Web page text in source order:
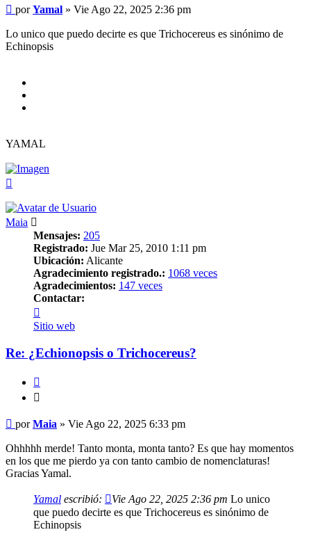
Mensaje
porYamal » Vie Ago 22, 2025 2:36 pm
Lo unico que puedo decirte es que Trichocereus es sinónimo de
Echinopsis
YAMAL
Maia
Mensajes: 205
Registrado: Jue Mar 25, 2010 1:11 pm
Ubicación: Alicante
Agradecimiento registrado.: 1068 veces
Agradecimientos: 147 veces
Contactar:
Maia
Sitio web
Re: ¿Echionopsis o Trichocereus?
Mensaje
porMaia » Vie Ago 22, 2025 6:33 pm
Ohhhhh merde! Tanto monta, monta tanto? Es que hay momentos
en los que me pierdo ya con tanto cambio de nomenclaturas!
Gracias Yamal.
Yamal escribió: Vie Ago 22, 2025 2:36 pm Lo unico
que puedo decirte es que Trichocereus es sinónimo de
Echinopsis